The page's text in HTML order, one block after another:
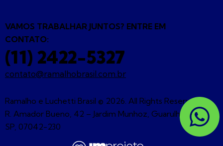
VAMOS TRABALHAR JUNTOS? ENTRE EM
CONTATO:
(11) 2422-5327
contato@ramalhobrasil.com.br
Ramalho e Luchetti Brasil © 2026. All Rights Reserved. |
R. Amador Bueno, 42 – Jardim Munhoz, Guarulhos –
SP, 07042-230